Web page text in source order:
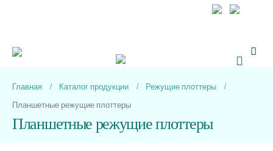
Главная Каталог продукции
Режущие плоттеры
Планшетные режущие плоттеры
Планшетные режущие плоттеры